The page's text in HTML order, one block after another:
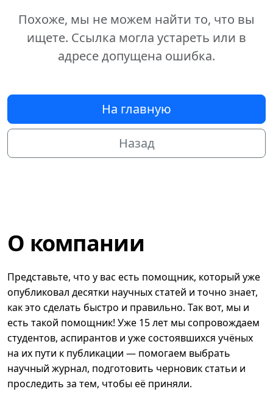
Похоже, мы не можем найти то, что вы
ищете. Ссылка могла устареть или в
адресе допущена ошибка.
На главную
Назад
О компании
Представьте, что у вас есть помощник, который уже
опубликовал десятки научных статей и точно знает,
как это сделать быстро и правильно. Так вот, мы и
есть такой помощник! Уже 15 лет мы сопровождаем
студентов, аспирантов и уже состоявшихся учёных
на их пути к публикации — помогаем выбрать
научный журнал, подготовить черновик статьи и
проследить за тем, чтобы её приняли.